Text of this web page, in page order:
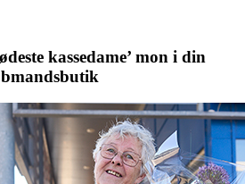
kassedame’ mon i din